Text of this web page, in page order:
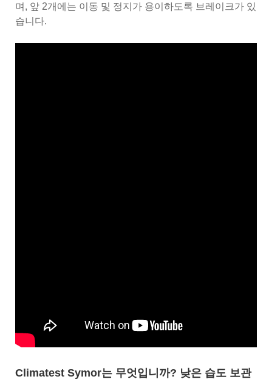
며, 앞 2개에는 이동 및 정지가 용이하도록 브레이크가 있
습니다.
Climatest Symor는 무엇입니까? 낮은 습도 보관